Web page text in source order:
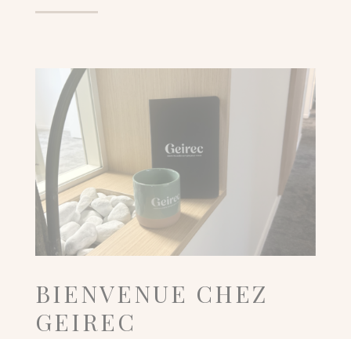
BIENVENUE CHEZ
GEIREC